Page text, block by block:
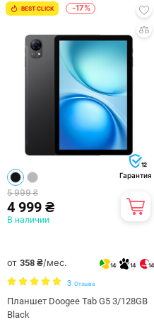
BEST CLICK -17%
12
Гарантия
5 999 ₴
4 999 ₴
В наличии
от 358 ₴/мес. 14 14 14
3 Отзыва
Планшет Doogee Tab G5 3/128GB
Black